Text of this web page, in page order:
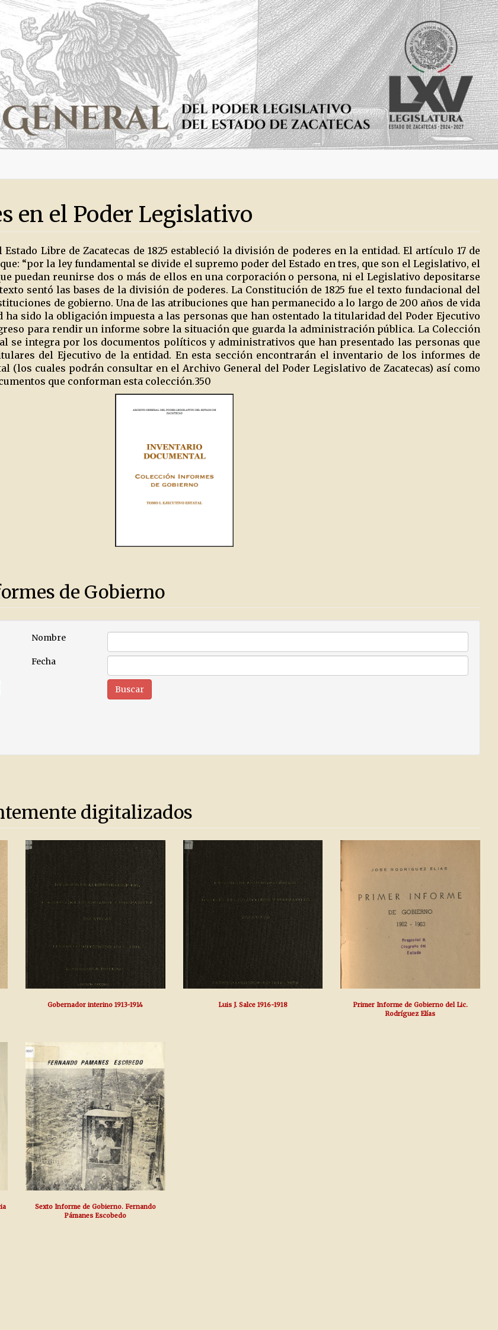
en el Poder Legislativo
Libre de Zacatecas de 1825 estableció la división de poderes en la entidad. El artículo 17 de
“por la ley fundamental se divide el supremo poder del Estado en tres, que son el Legislativo, el
puedan reunirse dos o más de ellos en una corporación o persona, ni el Legislativo depositarse
sentó las bases de la división de poderes. La Constitución de 1825 fue el texto fundacional del
de gobierno. Una de las atribuciones que han permanecido a lo largo de 200 años de vida
sido la obligación impuesta a las personas que han ostentado la titularidad del Poder Ejecutivo
para rendir un informe sobre la situación que guarda la administración pública. La Colección
se integra por los documentos políticos y administrativos que han presentado las personas que
del Ejecutivo de la entidad. En esta sección encontrarán el inventario de los informes de
(los cuales podrán consultar en el Archivo General del Poder Legislativo de Zacatecas) así como
que conforman esta colección.350
de Gobierno
Nombre
Fecha
digitalizados
Gobernador interino 1913-1914 Luis J. Salce 1916-1918
Primer Informe de Gobierno del Lic.
Rodríguez Elías
Sexto Informe de Gobierno. Fernando
Pámanes Escobedo